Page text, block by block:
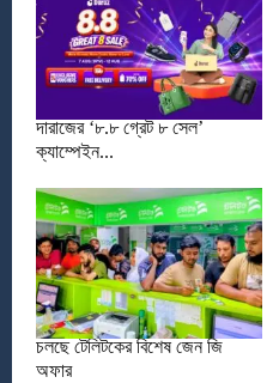
দারাজের ‘৮.৮ গ্রেট ৮ সেল’
ক্যাম্পেইন...
চলছে টেলিটকের বিশেষ জেন জি
অফার